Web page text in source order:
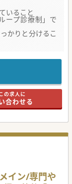
いること
ープ診療制」で
かりと分けるこ
え方を学ぶこと
文化が醸成され
雰囲気も大変良
【南由布クリニ
た【べっぷ在宅･
間休日のオンコ
りの担当回数を
できる環境にす
てあと2～3名
これから挑戦す
の求人に
合わせる
イン/専門や